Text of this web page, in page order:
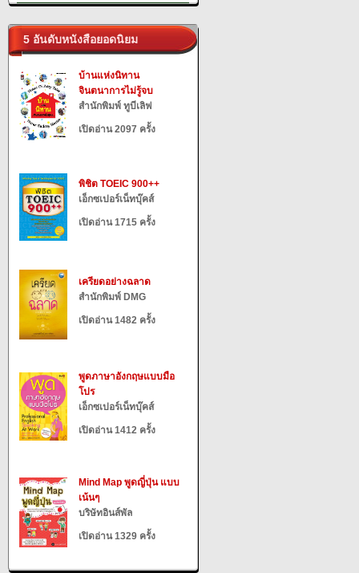
5 อันดับหนังสือยอดนิยม
บ้านแห่งนิทาน
จินตนาการไม่รู้จบ
สำนักพิมพ์ ทูบีเลิฟ
เปิดอ่าน 2097 ครั้ง
พิชิต TOEIC 900++
เอ็กซเปอร์เน็ทบุ๊คส์
เปิดอ่าน 1715 ครั้ง
เครียดอย่างฉลาด
สำนักพิมพ์ DMG
เปิดอ่าน 1482 ครั้ง
พูดภาษาอังกฤษแบบมือ
โปร
เอ็กซเปอร์เน็ทบุ๊คส์
เปิดอ่าน 1412 ครั้ง
Mind Map พูดญี่ปุ่น แบบ
เน้นๆ
บริษัทอินส์พัล
เปิดอ่าน 1329 ครั้ง